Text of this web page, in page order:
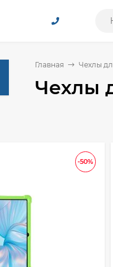
Главная Чехлы
Чехлы
-50%